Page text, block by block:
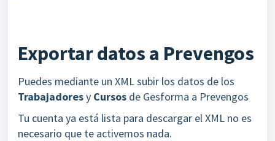
Exportar datos a Prevengos
Puedes mediante un XML subir los datos de los
Trabajadoresy Cursos de Gesforma a Prevengos
Tu cuenta ya está lista para descargar el XML no es
necesario que te activemos nada.